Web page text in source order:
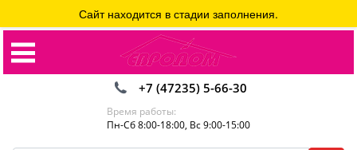
+7 (47235) 5-66-30
Время работы:
Пн-Сб 8:00-18:00, Вс 9:00-15:00
Сайт находится в стадии заполнения.